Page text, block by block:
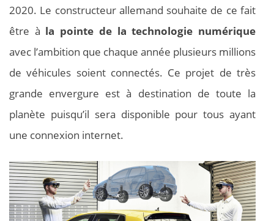
2020. Le constructeur allemand souhaite de ce fait
être à la pointe de la technologie numérique
avec l’ambition que chaque année plusieurs millions
de véhicules soient connectés. Ce projet de très
grande envergure est à destination de toute la
planète puisqu’il sera disponible pour tous ayant
une connexion internet.